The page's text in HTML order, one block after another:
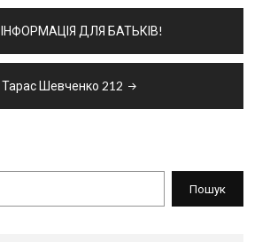
ІНФОРМАЦІЯ ДЛЯ БАТЬКІВ!
Тарас Шевченко 212
Пошук